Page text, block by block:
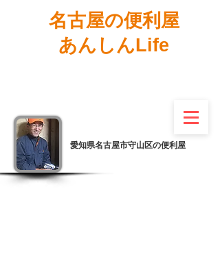
名古屋の便利屋
あんしんLife
愛知県名古屋市守山区の便利屋